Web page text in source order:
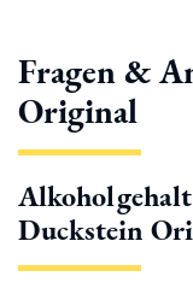
Fragen &
Original
Duckstein